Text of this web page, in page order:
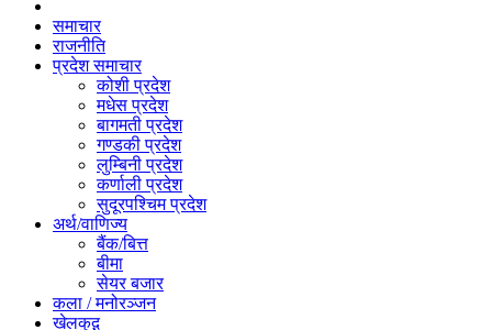
समाचार
राजनीति
प्रदेश समाचार
कोशी प्रदेश
मधेस प्रदेश
बागमती प्रदेश
गण्डकी प्रदेश
लुम्बिनी प्रदेश
कर्णाली प्रदेश
सुदूरपश्चिम प्रदेश
अर्थ/वाणिज्य
बैंक/बित्त
बीमा
सेयर बजार
कला / मनोरञ्जन
खेलकुद़़